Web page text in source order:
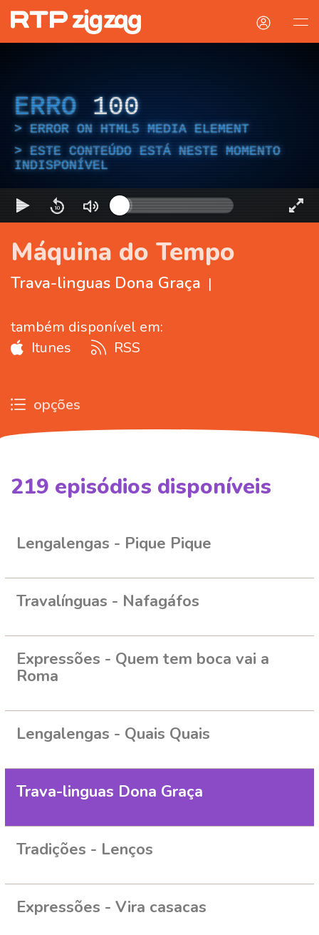
ERRO 100
ERROR ON HTML5 MEDIA ELEMENT
ESTE CONTEÚDO ESTÁ NESTE MOMENTO
INDISPONÍVEL
Máquina do Tempo
Trava-linguas Dona Graça |
também disponível em:
Itunes
RSS
opções
219 episódios disponíveis
Lengalengas - Pique Pique
Travalínguas - Nafagáfos
Expressões - Quem tem boca vai a
Roma
Lengalengas - Quais Quais
Trava-linguas Dona Graça
Tradições - Lenços
Expressões - Vira casacas